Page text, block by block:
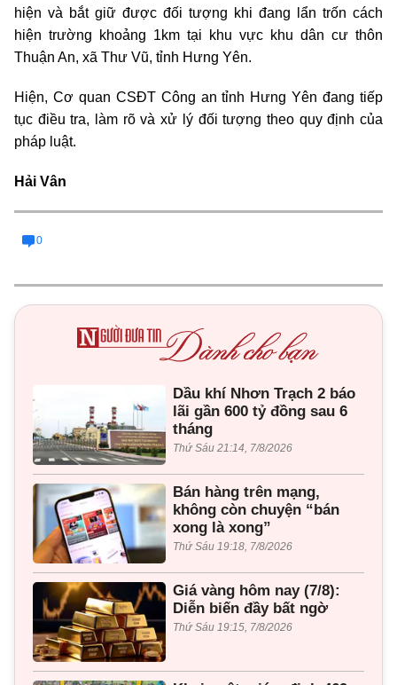
hiện và bắt giữ được đối tượng khi đang lẩn trốn cách
hiện trường khoảng 1km tại khu vực khu dân cư thôn
Thuận An, xã Thư Vũ, tỉnh Hưng Yên.
Hiện, Cơ quan CSĐT Công an tỉnh Hưng Yên đang tiếp
tục điều tra, làm rõ và xử lý đối tượng theo quy định của
pháp luật.
Hải Vân
0
Dầu khí Nhơn Trạch 2 báo
lãi gần 600 tỷ đồng sau 6
tháng
Thứ Sáu 21:14, 7/8/2026
Bán hàng trên mạng,
không còn chuyện “bán
xong là xong”
Thứ Sáu 19:18, 7/8/2026
Giá vàng hôm nay (7/8):
Diễn biến đầy bất ngờ
Thứ Sáu 19:15, 7/8/2026